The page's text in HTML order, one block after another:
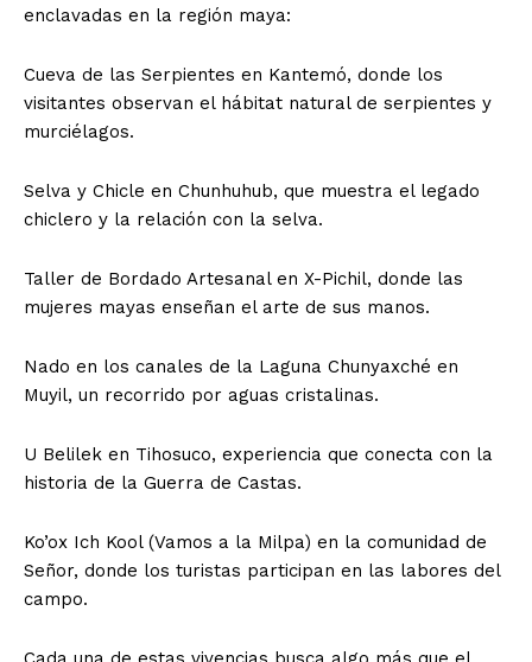
enclavadas en la región maya:
Cueva de las Serpientes en Kantemó, donde los
visitantes observan el hábitat natural de serpientes y
murciélagos.
Selva y Chicle en Chunhuhub, que muestra el legado
chiclero y la relación con la selva.
Taller de Bordado Artesanal en X-Pichil, donde las
mujeres mayas enseñan el arte de sus manos.
Nado en los canales de la Laguna Chunyaxché en
Muyil, un recorrido por aguas cristalinas.
U Belilek en Tihosuco, experiencia que conecta con la
historia de la Guerra de Castas.
Ko’ox Ich Kool (Vamos a la Milpa) en la comunidad de
Señor, donde los turistas participan en las labores del
campo.